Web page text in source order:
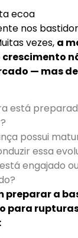
ecoa
nos
vezes, a
— mas
está
possui
essa
engajado
preparar a
para